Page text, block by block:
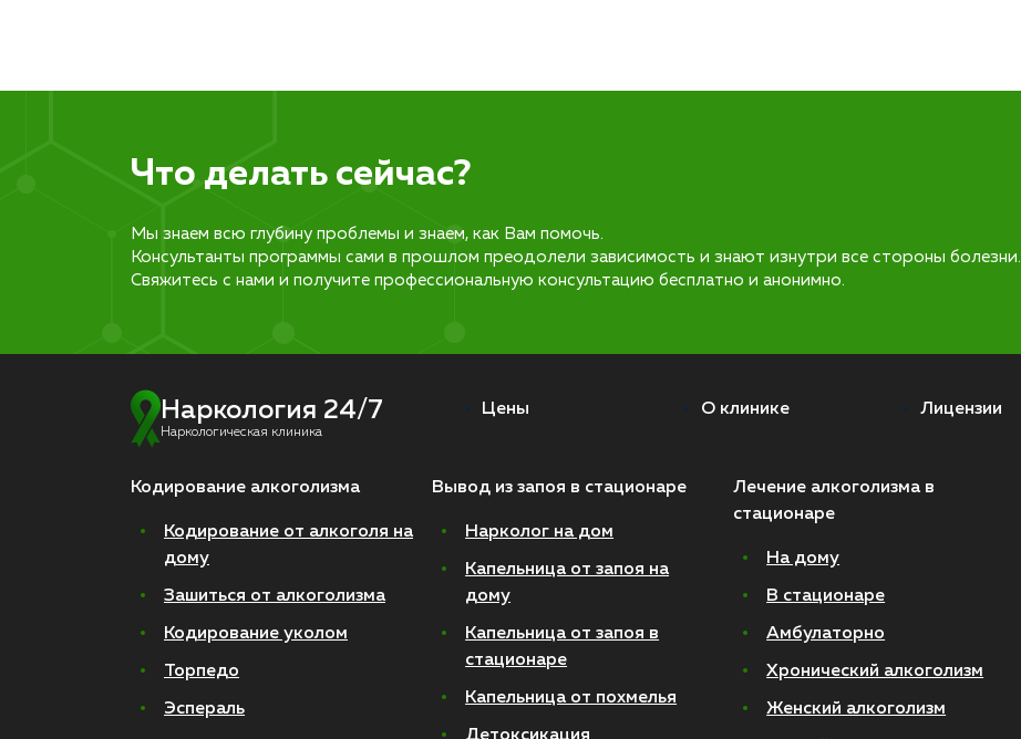
Что делать сейчас?
Мы знаем всю глубину проблемы и знаем, как Вам помочь.
Консультанты программы сами в прошлом преодолели зависимость и знают изнутри все стороны болезни.
Свяжитесь с нами и получите профессиональную консультацию бесплатно и анонимно.
Наркология 24/7
Наркологическая клиника
Цены О клинике Лицензии
Кодирование алкоголизма
Кодирование от алкоголя на
дому
Зашиться от алкоголизма
Кодирование уколом
Торпедо
Эспераль
Вывод из запоя в стационаре
Нарколог на дом
Капельница от запоя на
дому
Капельница от запоя в
стационаре
Капельница от похмелья
Лечение алкоголизма в
стационаре
На дому
В стационаре
Амбулаторно
Хронический алкоголизм
Женский алкоголизм